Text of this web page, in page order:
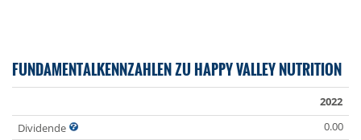
FUNDAMENTALKENNZAHLEN ZU HAPPY VALLEY NUTRITION
2022
Dividende
0.00